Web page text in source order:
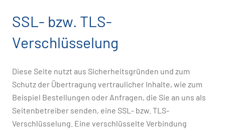
SSL- bzw. TLS-
Verschlüsselung
Diese Seite nutzt aus Sicherheitsgründen und zum
Schutz der Übertragung vertraulicher Inhalte, wie zum
Beispiel Bestellungen oder Anfragen, die Sie an uns als
Seitenbetreiber senden, eine SSL- bzw. TLS-
Verschlüsselung. Eine verschlüsselte Verbindung